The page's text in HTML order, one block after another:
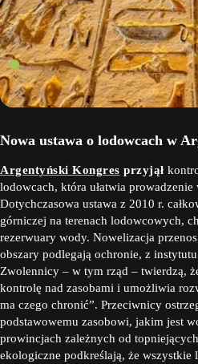
Nowa ustawa o lodowcach w
Argentyński Kongres przyjął
lodowcach, która ułatwia
Dotychczasowa ustawa z 2010 r.
górniczej na terenach lodowcowych,
rezerwuary wody. Nowelizacja
obszary podlegają ochronie, z
Zwolennicy – w tym rząd – twierdzą,
kontrolę nad zasobami i umożliwia
ma czego chronić”. Przeciwnicy
podstawowemu zasobowi, jakim jest
prowincjach zależnych od
ekologiczne podkreślają, że wszystkie